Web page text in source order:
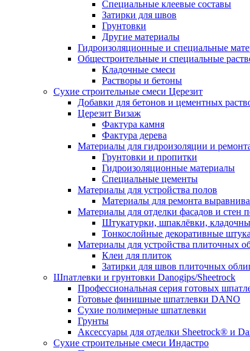
Специальные клеевые составы
Затирки для швов
Грунтовки
Другие материалы
Гидроизоляционные и специальные
Общестроительные и специальные
Кладочные смеси
Растворы и бетоны
Сухие строительные смеси Церезит
Добавки для бетонов и цементных
Церезит Визаж
Фактура камня
Фактура дерева
Материалы для гидроизоляции и
Грунтовки и пропитки
Гидроизоляционные материалы
Специальные цементы
Материалы для устройства полов
Материалы для ремонта
Материалы для отделки фасадов и стен
Штукатурки, шпаклёвки,
Тонкослойные декоративные
Материалы для устройства плиточных
Клеи для плиток
Затирки для швов плиточных
Шпатлевки и грунтовки Danogips/Sheetrock
Профессиональная серия готовых
Готовые финишные шпатлевки DANO
Сухие полимерные шпатлевки
Грунты
Аксессуары для отделки Sheetrock® и
Сухие строительные смеси Индастро